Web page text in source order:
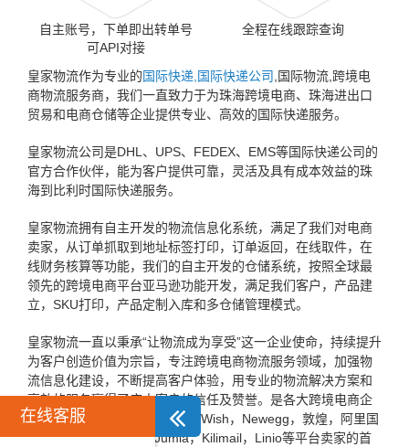
自主账号，下单即出转单号
可API对接
全程在线跟踪查询
皇家物流作为专业的国际快递,国际快递公司 ,国际物流,跨境电
商物流服务商，我们一直致力于为珠海跨境电商、珠海进出口
贸易和电商仓储等企业提供专业、高效的国际快递服务。
皇家物流公司是DHL、UPS、FEDEX、EMS等国际快递公司的
官方合作伙伴，能为客户提供可靠，灵活及具有成本效益的珠
海到比利时国际快递服务。
皇家物流拥有自主开发的物流信息化系统，满足了我们对电商
卖家，从订单抓取到地址标签打印，订单返回，在线取件，在
线财务核算等功能，我们的自主开发的仓储系统，按照全球最
领先的跨境电商平台亚马逊功能开发，满足我们客户，产品建
立，SKU打印，产品定制入库和多仓储管理模式。
皇家物流一直以秉承“让物流成为享受”这一企业使命，持续提升
为客户创造价值为宗旨，专注跨境电商物流服务领域，加强物
流信息化建设，不断提高客户体验，用专业的物流解决方案和
高效的服务赢得了广大客户的信任及赞誉。是各大跨境电商企
业，ebay，速卖通，Lazada，Wish，Newegg，敦煌，阿里国
际，亚马逊，Konga，Jumia，Kilimail，Linio等平台卖家的首
在线客服